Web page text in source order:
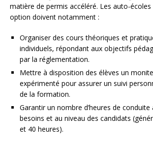
matière de permis accéléré. Les auto-
option doivent notamment :
Organiser des cours théoriques et
individuels, répondant aux objectifs
par la réglementation.
Mettre à disposition des élèves un
expérimenté pour assurer un suivi
de la formation.
Garantir un nombre d’heures de conduite
besoins et au niveau des candidats
et 40 heures).